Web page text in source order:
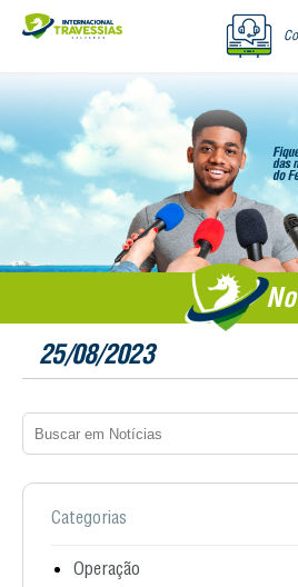
25/08/2023
Categorias
Operação